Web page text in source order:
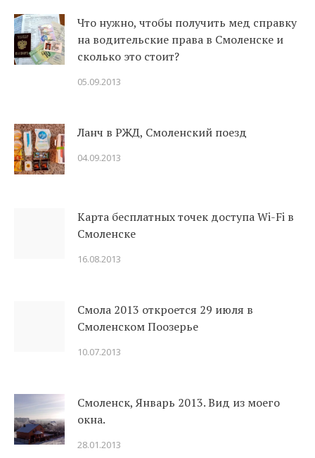
Что нужно, чтобы получить мед справку
на водительские права в Смоленске и
сколько это стоит?
05.09.2013
Ланч в РЖД, Смоленский поезд
04.09.2013
Карта бесплатных точек доступа Wi-Fi в
Смоленске
16.08.2013
Смола 2013 откроется 29 июля в
Смоленском Поозерье
10.07.2013
Смоленск, Январь 2013. Вид из моего
окна.
28.01.2013